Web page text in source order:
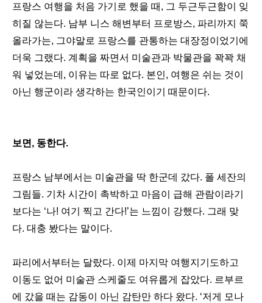
프랑스 여행을 처음 가기로 했을 때, 그 두근두근함이 잊
히질 않는다. 남부 니스 해변부터 프로방스, 파리까지 쭉
올라가는, 그야말로 프랑스를 관통하는 대장정이었기에
더욱 그랬다. 계획을 짜면서 미술관과 박물관을 꽉꽉 채
워 넣었는데, 이유는 따로 없다. 본인, 여행은 쉬는 것이
아닌 행군이라 생각하는 한국인이기 때문이다.
보면, 동한다.
프랑스 남부에서는 미술관을 딱 한군데 갔다. 폴 세잔의
그림들. 기차 시간이 촉박하고 마음이 급해 관람이라기
보다는 ‘나! 여기 찍고 간다!’는 느낌이 강했다. 그래 맞
다. 대충 봤다는 말이다.
파리에서부터는 달랐다. 이제 마지막 여행지기도하고
이동도 없어 미술관 스케줄도 여유롭게 잡았다. 르부르
에 갔을 때는 감동이 아닌 감탄만 하다 왔다. ‘저게 모나